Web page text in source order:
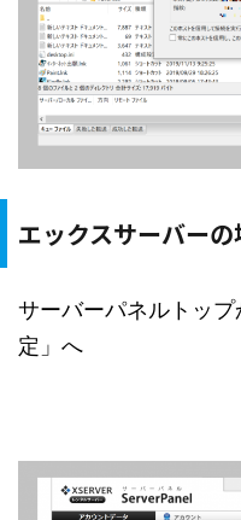
エックスサーバー
サーバーパネルトッ
定」へ